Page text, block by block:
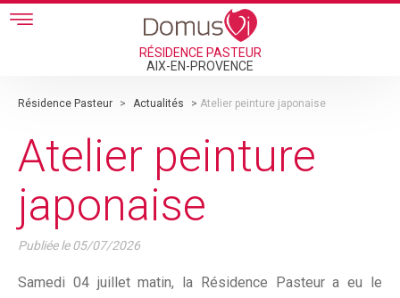
Skip to main content
RÉSIDENCE PASTEUR
AIX-EN-PROVENCE
Résidence Pasteur > Actualités > Atelier peinture japonaise
Atelier peinture
japonaise
Publiée le05/07/2026
Samedi 04 juillet matin, la Résidence Pasteur a eu le